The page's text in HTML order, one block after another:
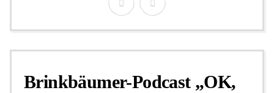
Brinkbäumer-Podcast „OK,